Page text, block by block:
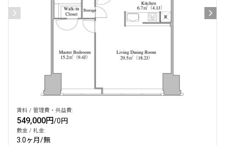
賃料 / 管理費・共益費:
549,000円/0円
敷金 / 礼金:
3.0ヶ月/無